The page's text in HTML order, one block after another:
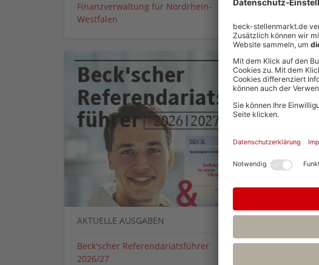
Finanzverwaltung für Nordrhein-
Westfalen
AKTUELLE AUSGABEN
Beck'scher Referendariatsführer
2026/27